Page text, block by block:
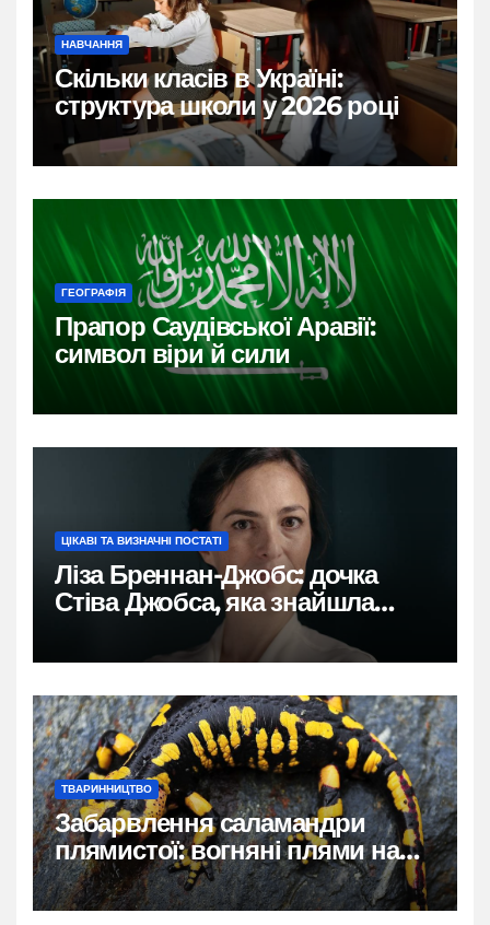
НАВЧАННЯ
Скільки класів в Україні:
структура школи у 2026 році
ГЕОГРАФІЯ
Прапор Саудівської Аравії:
символ віри й сили
ЦІКАВІ ТА ВИЗНАЧНІ ПОСТАТІ
Ліза Бреннан-Джобс: дочка
Стіва Джобса, яка знайшла
власний голос
ТВАРИННИЦТВО
Забарвлення саламандри
плямистої: вогняні плями на
чорному тлі